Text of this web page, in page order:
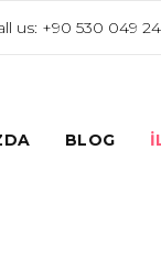
us: +90 530 049
BLOG